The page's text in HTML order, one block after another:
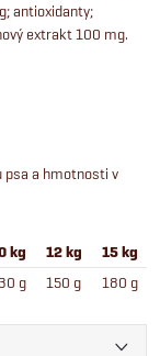
antioxidanty;
extrakt 100 mg.
psa a hmotnosti v
kg 12 kg 15 kg
g 150 g 180 g